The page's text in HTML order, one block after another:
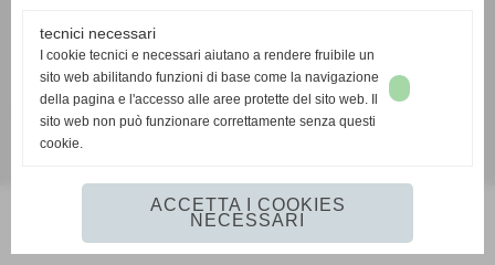
Tel. 050.36707 Fax 050.35261
Ordine Dottori Commercialisti ed Esperti Contabili di Pisa n° 336 - Sezione A
tecnici necessari
I cookie tecnici e necessari aiutano a rendere fruibile un
sito web abilitando funzioni di base come la navigazione
della pagina e l'accesso alle aree protette del sito web. Il
sito web non può funzionare correttamente senza questi
cookie.
ACCETTA I COOKIES
NECESSARI